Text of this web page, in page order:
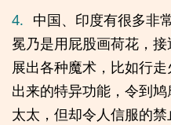
4. 中国、印度有很多非
冕乃是用屁股画荷花，
展出各种魔术，比如行
出来的特异功能，令到
太太，但却令人信服的